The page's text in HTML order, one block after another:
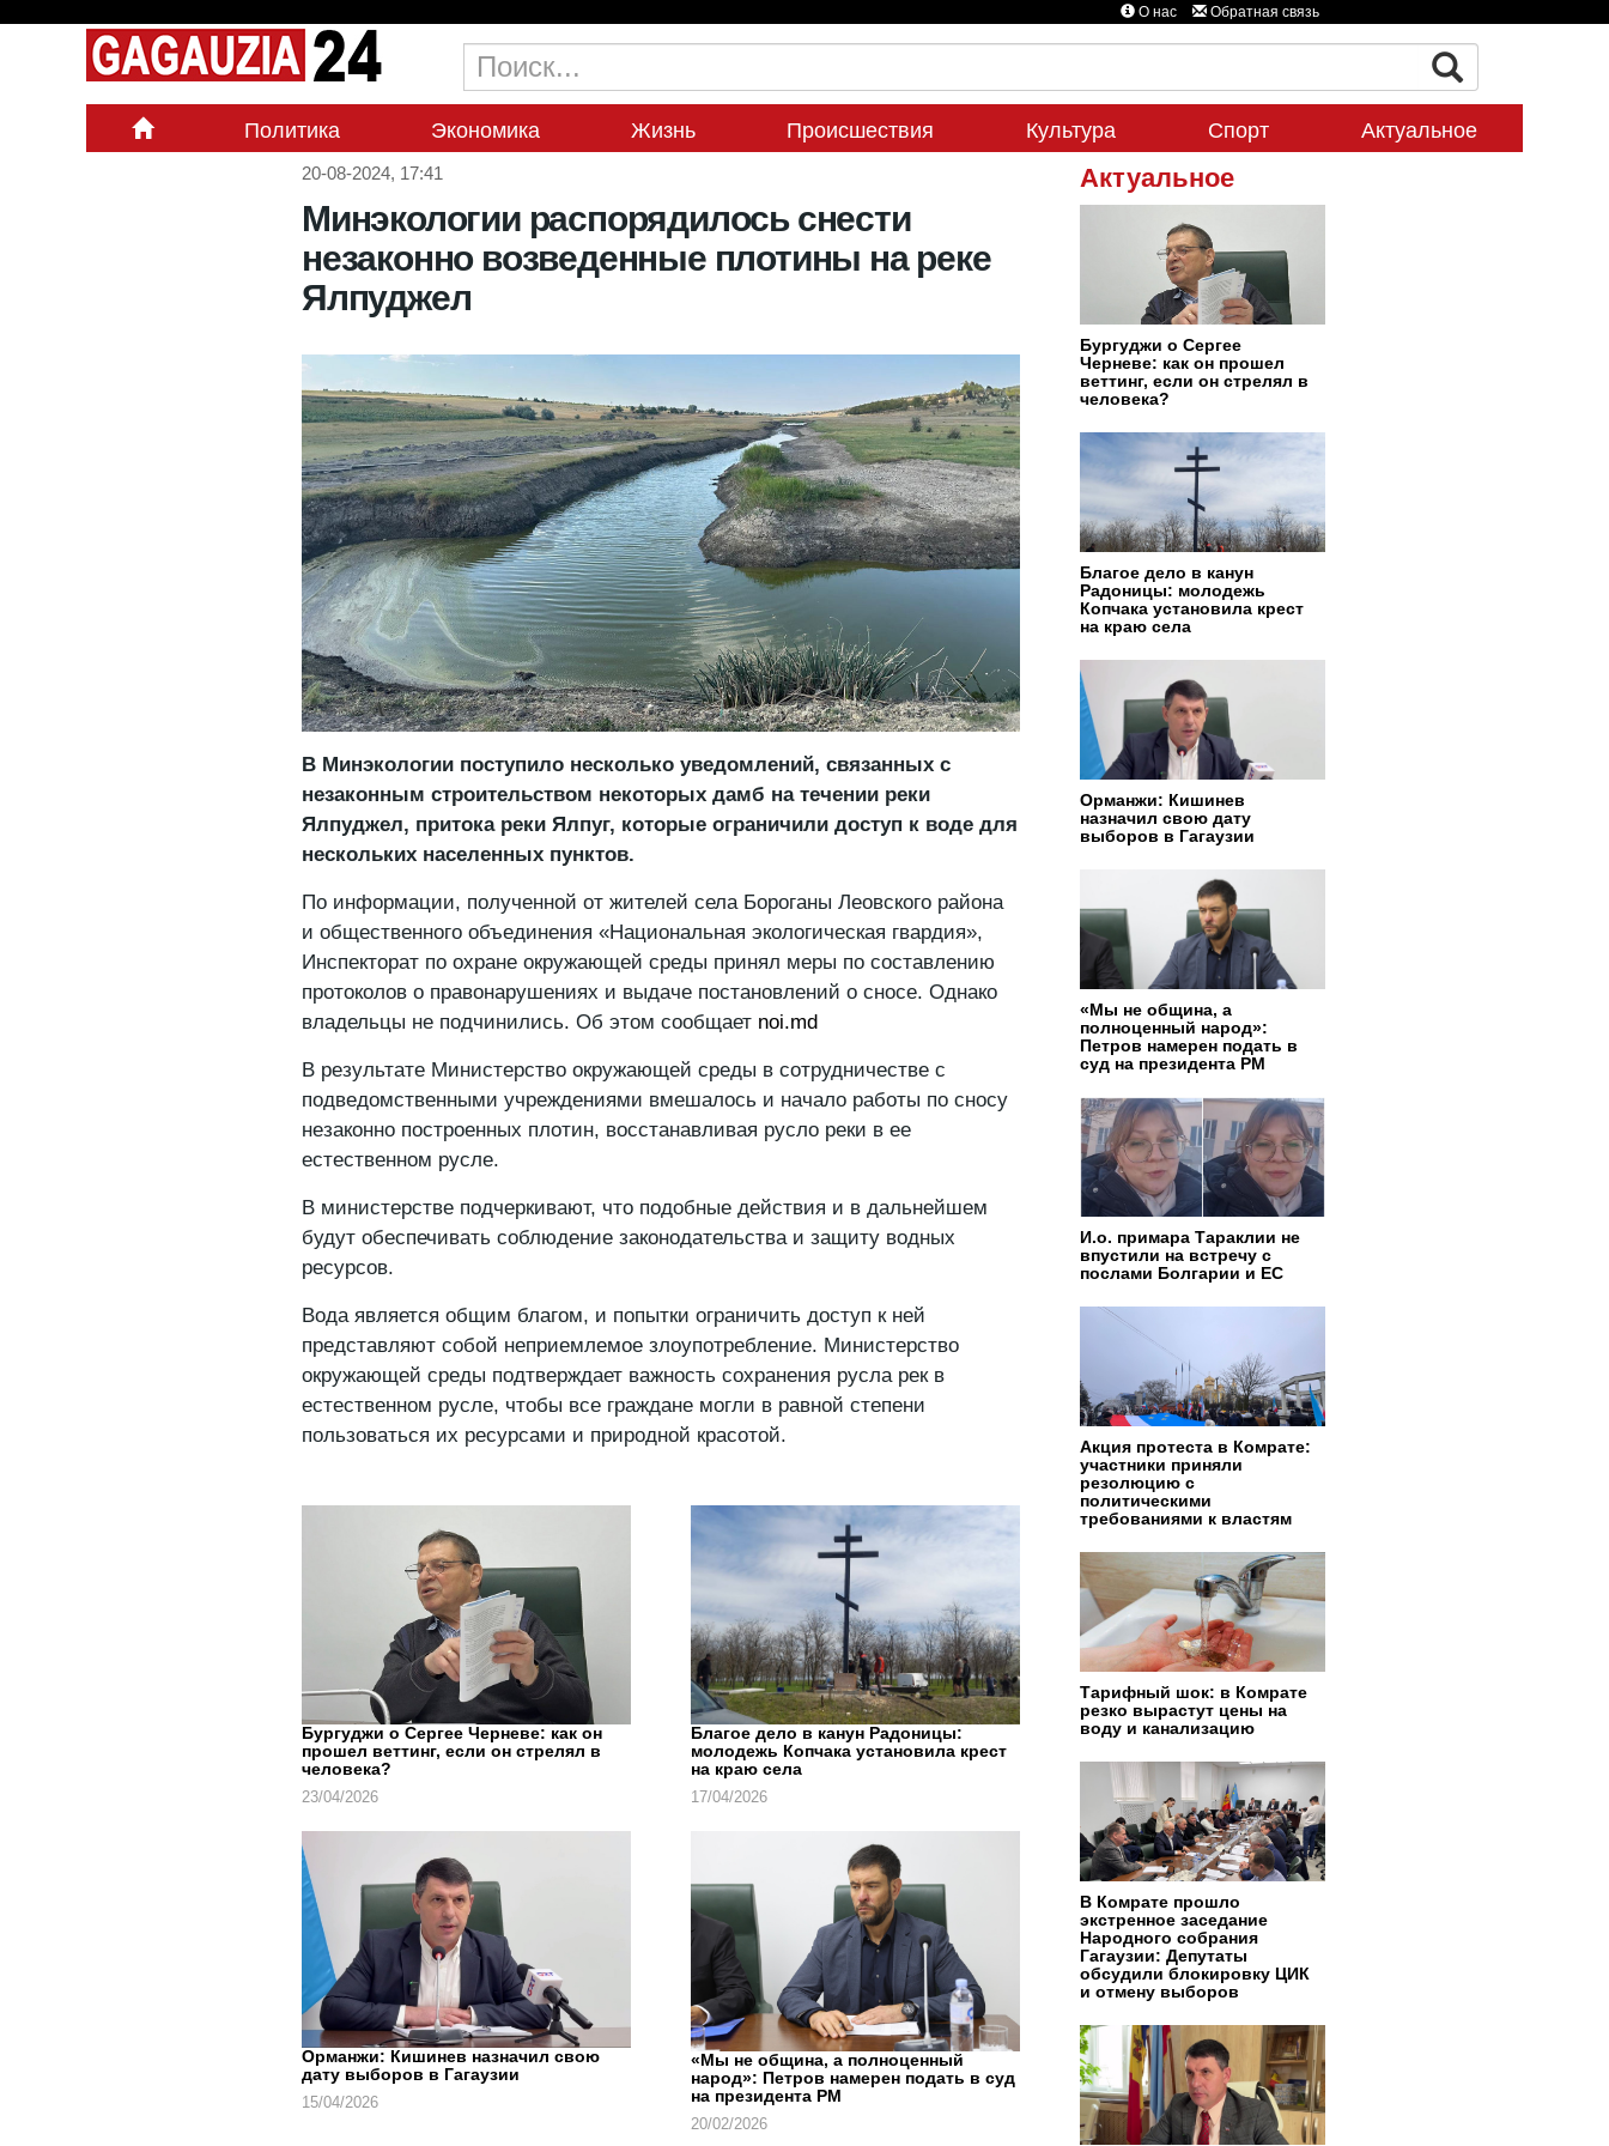
О нас Обратная связь
Политика Экономика Жизнь Происшествия Культура Спорт Актуальное
20-08-2024, 17:41
Минэкологии распорядилось снести
незаконно возведенные плотины на реке
Ялпуджел
В Минэкологии поступило несколько уведомлений, связанных с
незаконным строительством некоторых дамб на течении реки
Ялпуджел, притока реки Ялпуг, которые ограничили доступ к воде для
нескольких населенных пунктов.
По информации, полученной от жителей села Бороганы Леовского района
и общественного объединения «Национальная экологическая гвардия»,
Инспекторат по охране окружающей среды принял меры по составлению
протоколов о правонарушениях и выдаче постановлений о сносе. Однако
владельцы не подчинились. Об этом сообщает noi.md
В результате Министерство окружающей среды в сотрудничестве с
подведомственными учреждениями вмешалось и начало работы по сносу
незаконно построенных плотин, восстанавливая русло реки в ее
естественном русле.
В министерстве подчеркивают, что подобные действия и в дальнейшем
будут обеспечивать соблюдение законодательства и защиту водных
ресурсов.
Вода является общим благом, и попытки ограничить доступ к ней
представляют собой неприемлемое злоупотребление. Министерство
окружающей среды подтверждает важность сохранения русла рек в
естественном русле, чтобы все граждане могли в равной степени
пользоваться их ресурсами и природной красотой.
Бургуджи о Сергее Черневе: как он
прошел веттинг, если он стрелял в
человека?
23/04/2026
Благое дело в канун Радоницы:
молодежь Копчака установила крест
на краю села
17/04/2026
Орманжи: Кишинев назначил свою
дату выборов в Гагаузии
15/04/2026
«Мы не община, а полноценный
народ»: Петров намерен подать в суд
на президента РМ
20/02/2026
Актуальное
Бургуджи о Сергее
Черневе: как он прошел
веттинг, если он стрелял в
человека?
Благое дело в канун
Радоницы: молодежь
Копчака установила крест
на краю села
Орманжи: Кишинев
назначил свою дату
выборов в Гагаузии
«Мы не община, а
полноценный народ»:
Петров намерен подать в
суд на президента РМ
И.о. примара Тараклии не
впустили на встречу с
послами Болгарии и ЕС
Акция протеста в Комрате:
участники приняли
резолюцию с
политическими
требованиями к властям
Тарифный шок: в Комрате
резко вырастут цены на
воду и канализацию
В Комрате прошло
экстренное заседание
Народного собрания
Гагаузии: Депутаты
обсудили блокировку ЦИК
и отмену выборов